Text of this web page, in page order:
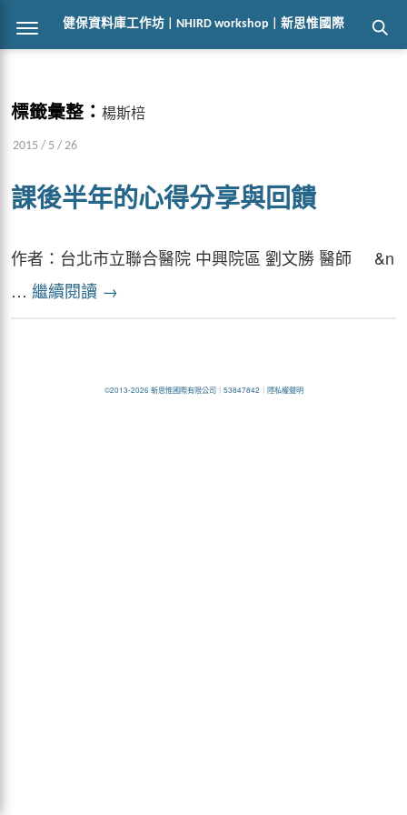
健保資料庫工作坊 | NHIRD workshop | 新思惟國際
標籤彙整： 楊斯棓
2015 / 5 / 26
課後半年的心得分享與回饋
作者：台北市立聯合醫院 中興院區 劉文勝 醫師 &n
… 繼續閱讀 →
©2013-2026 新思惟國際有限公司｜ 53847842 ｜ 隱私權聲明